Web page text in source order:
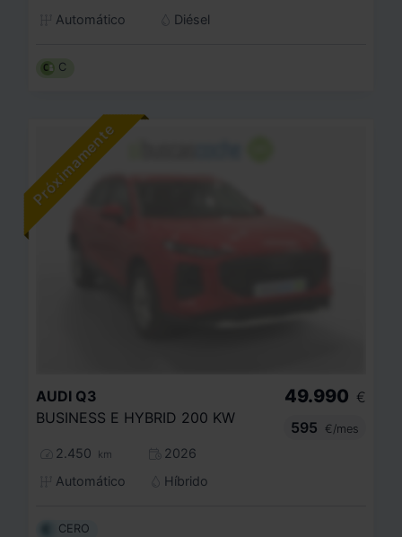
Automático
Diésel
C
AUDI Q3
BUSINESS E HYBRID 200 KW
2.450 km
2026
Automático
Híbrido
49.990 €
595
€/mes
CERO